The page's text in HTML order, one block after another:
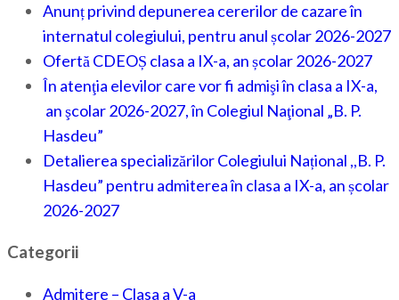
Anunț privind depunerea cererilor de cazare în
internatul colegiului, pentru anul școlar 2026-2027
Ofertă CDEOȘ clasa a IX-a, an școlar 2026-2027
În atenţia elevilor care vor fi admişi în clasa a IX-a,
an şcolar 2026-2027, în Colegiul Naţional „B. P.
Hasdeu”
Detalierea specializărilor Colegiului Național ,,B. P.
Hasdeu” pentru admiterea în clasa a IX-a, an școlar
2026-2027
Categorii
Admitere – Clasa a V-a